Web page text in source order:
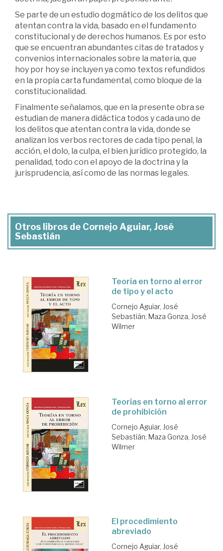
Se parte de un estudio dogmático de los delitos que
atentan contra la vida, basado en el fundamento
constitucional y de derechos humanos. Es por esto
que se encuentran abundantes citas de tratados y
convenios internacionales sobre la materia, que
hoy por hoy se incluyen ya como textos refundidos
en la propia carta fundamental, como bloque de la
constitucionalidad.
Finalmente señalamos, que en la presente obra se
estudian de manera didáctica todos y cada uno de
los delitos que atentan contra la vida, donde se
analizan los verbos rectores de cada tipo penal, la
acción, el dolo, la culpa, el bien jurídico protegido, la
penalidad, todo con el apoyo de la doctrina y la
jurisprudencia, así como de las normas legales.
Otros libros de Cornejo Aguiar, José
Sebastián
Teoría en torno al error
de tipo y el acto
Cornejo Aguiar, José
Sebastián; Maza Gonza, José
Wilmer
Teorías en torno al error
de prohibición
Cornejo Aguiar, José
Sebastián; Maza Gonza, José
Wilmer
El procedimiento
abreviado
Cornejo Aguiar, José